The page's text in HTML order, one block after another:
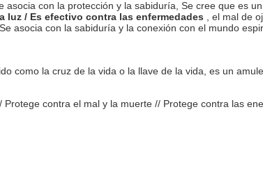
asocia con la protección y la sabiduría, Se cree que es
luz / Es efectivo contra las enfermedades
, el mal de
asocia con la sabiduría y la conexión con el mundo
como la cruz de la vida o la llave de la vida, es un
contra el mal y la muerte // Protege contra las